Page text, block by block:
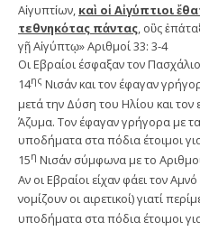
Αἰγυπτίων, καὶ οἱ Αἰγύπτιοι
τεθνηκότας πάντας , οὓς
γῇ Αἰγύπτῳ» Αριθμοί 33: 3-4
Οι Εβραίοι έσφαξαν τον
14ης Νισάν και τον έφαγαν
μετά την Δύση του Ηλίου και τον
Άζυμα. Τον έφαγαν γρήγορα με
υποδήματα στα πόδια έτοιμοι
15η Νισάν σύμφωνα με το
Αν οι Εβραίοι είχαν φάει τον
νομίζουν οι αιρετικοί) γιατί
υποδήματα στα πόδια έτοιμοι